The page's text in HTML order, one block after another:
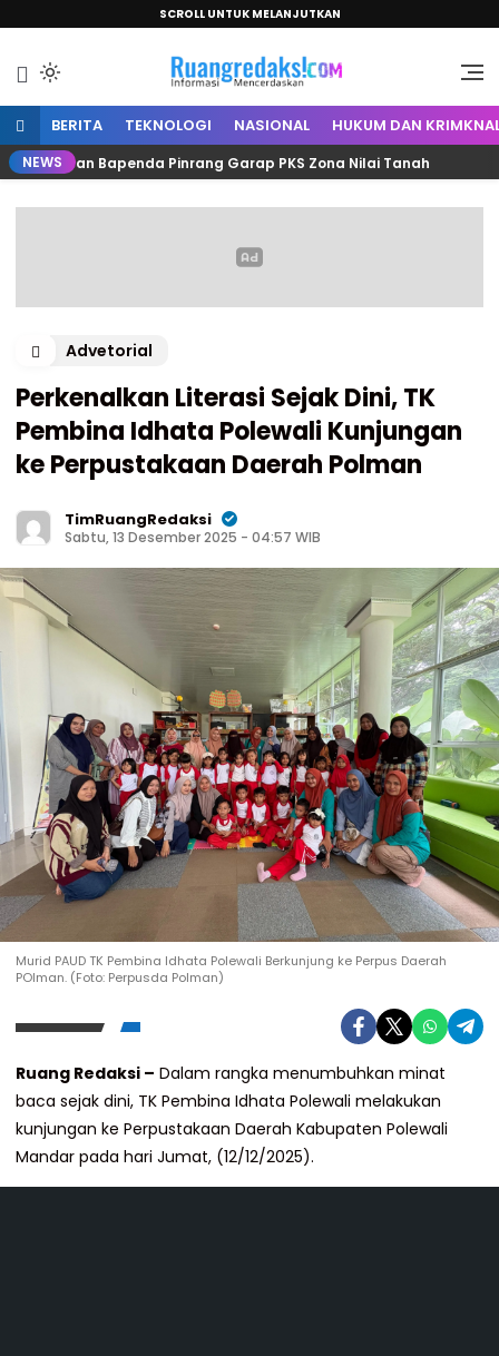
SCROLL UNTUK MELANJUTKAN
Ruang Redaksi
Informasi Mencerdaskan
BERITA TEKNOLOGI NASIONAL HUKUM DAN
NEWS
dan Bapenda Pinrang Garap PKS Zona Nilai Tanah
Advetorial
Perkenalkan Literasi Sejak Dini, TK
Pembina Idhata Polewali Kunjungan
ke Perpustakaan Daerah Polman
TimRuangRedaksi
Sabtu, 13 Desember 2025 - 04:57 WIB
Murid PAUD TK Pembina Idhata Polewali Berkunjung ke Perpus Daerah
POlman. (Foto: Perpusda Polman)
Ruang Redaksi – Dalam rangka menumbuhkan minat
baca sejak dini, TK Pembina Idhata Polewali melakukan
kunjungan ke Perpustakaan Daerah Kabupaten Polewali
Mandar pada hari Jumat, (12/12/2025).